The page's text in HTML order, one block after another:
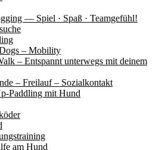
— Spiel · Spaß · Teamgefühl!
– Mobility
– Entspannt unterwegs mit deinem
– Freilauf – Sozialkontakt
Paddling mit Hund
am Hund